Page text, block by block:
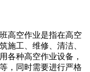
高空作业是指在高空
施工、维修、清洁、
各种高空作业设备，
，同时需要进行严格